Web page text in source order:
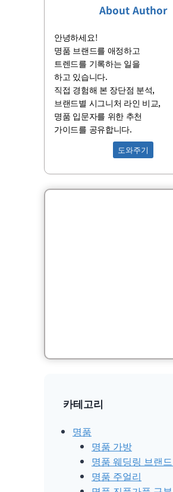
About Author
안녕하세요!
명품 브랜드를 애정하고
트렌드를 기록하는 일을
하고 있습니다.
직접 경험해 본 장단점 분석,
브랜드별 시그니처 라인 비교,
명품 입문자를 위한 추천
가이드를 공유합니다.
도와주기
카테고리
명품
명품 가방
명품 웨딩링 브랜
명품 주얼리